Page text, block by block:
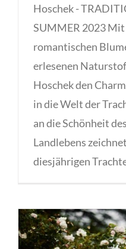
Hoschek -
SUMMER 2023
romantischen
erlesenen
Hoschek den
in die Welt der
an die Schönheit
Landlebens
diesjährigen